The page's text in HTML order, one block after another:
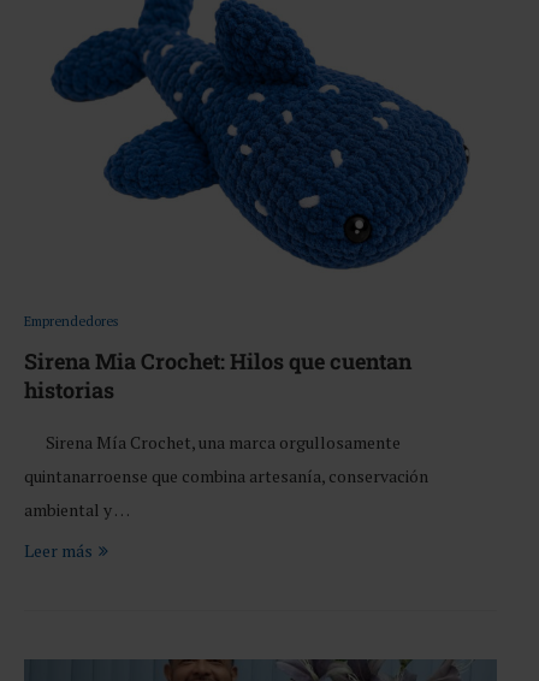
Emprendedores
Sirena Mia Crochet: Hilos que cuentan
historias
Sirena Mía Crochet, una marca orgullosamente
quintanarroense que combina artesanía, conservación
ambiental y …
Leer más